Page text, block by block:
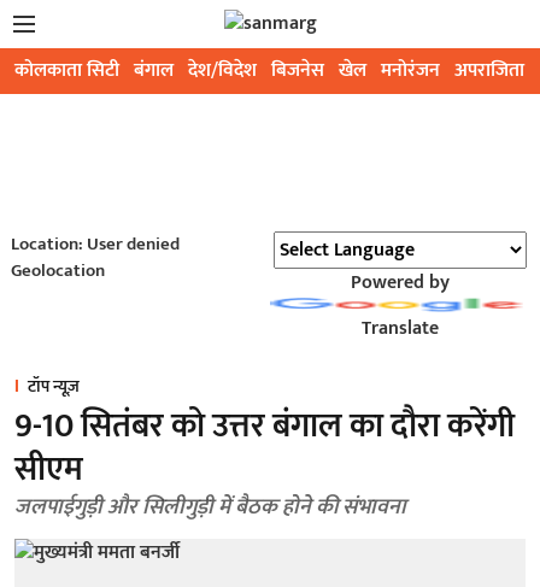
कोलकाता सिटी बंगाल देश/विदेश बिजनेस खेल मनोरंजन अपराजिता
Location: User denied
Geolocation
Powered by
Translate
टॉप न्यूज़
9-10 सितंबर को उत्तर बंगाल का दौरा करेंगी
सीएम
जलपाईगुड़ी और सिलीगुड़ी में बैठक होने की संभावना